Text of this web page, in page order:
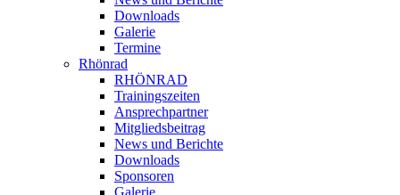
Downloads
Galerie
Termine
Rhönrad
RHÖNRAD
Trainingszeiten
Ansprechpartner
Mitgliedsbeitrag
News und Berichte
Downloads
Sponsoren
Galerie